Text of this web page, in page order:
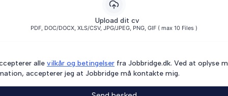
Upload dit cv
PDF, DOC/DOCX, XLS/CSV, JPG/JPEG, PNG, GIF ( max 10 Files )
alle vilkår og betingelser fra Jobbridge.dk. Ved at oplyse
accepterer jeg at Jobbridge må kontakte mig.